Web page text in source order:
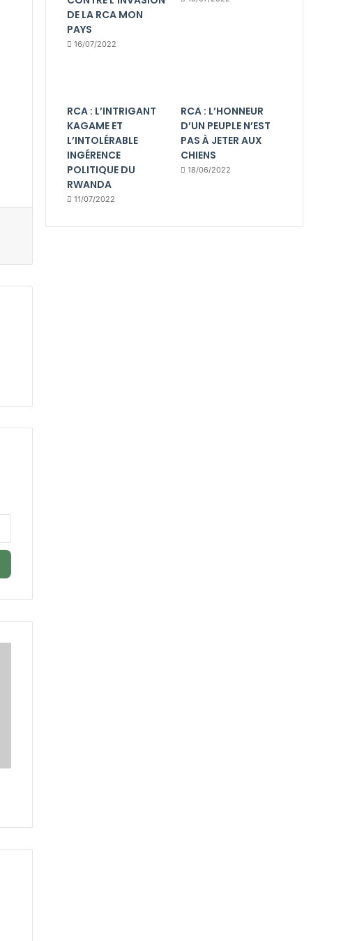
DE LA RCA MON
PAYS
16/07/2022
RCA : L’INTRIGANT
KAGAME ET
L’INTOLÉRABLE
INGÉRENCE
POLITIQUE DU
RWANDA
11/07/2022
RCA : L’HONNEUR
D’UN PEUPLE N’EST
PAS À JETER AUX
CHIENS
18/06/2022